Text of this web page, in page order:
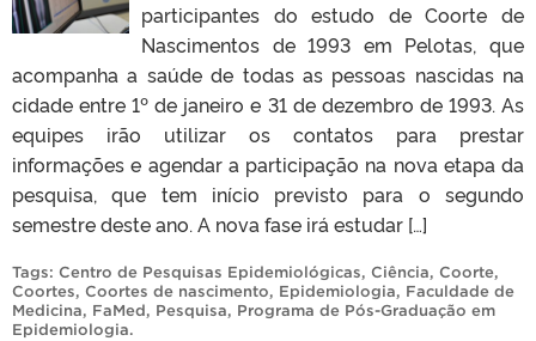
participantes do estudo de Coorte de
Nascimentos de 1993 em Pelotas, que
acompanha a saúde de todas as pessoas nascidas na
cidade entre 1º de janeiro e 31 de dezembro de 1993. As
equipes irão utilizar os contatos para prestar
informações e agendar a participação na nova etapa da
pesquisa, que tem início previsto para o segundo
semestre deste ano. A nova fase irá estudar […]
Tags: Centro de Pesquisas Epidemiológicas, Ciência, Coorte,
Coortes, Coortes de nascimento, Epidemiologia, Faculdade de
Medicina, FaMed, Pesquisa, Programa de Pós-Graduação em
Epidemiologia.